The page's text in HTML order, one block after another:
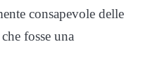
consapevole delle
fosse una